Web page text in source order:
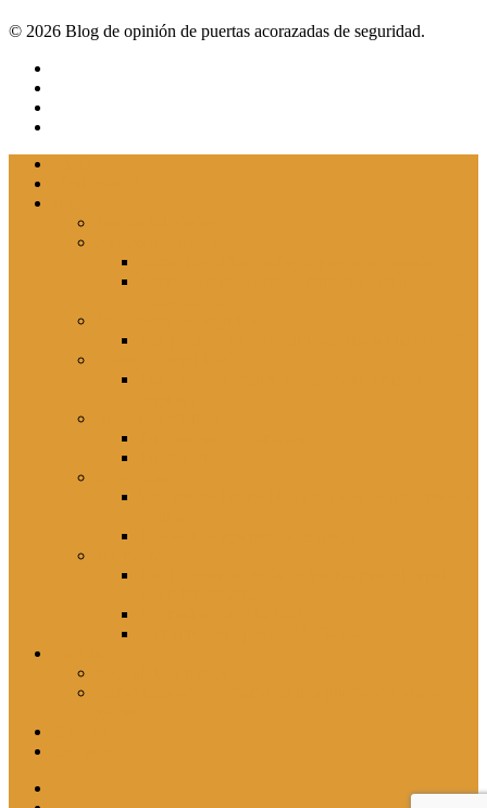
© 2026 Blog de opinión de puertas acorazadas de seguridad.